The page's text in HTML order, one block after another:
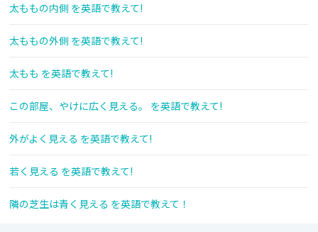
太ももの内側 を英語で教えて!
太ももの外側 を英語で教えて!
太もも を英語で教えて!
この部屋、やけに広く見える。 を英語で教えて!
外がよく見える を英語で教えて!
若く見える を英語で教えて!
隣の芝生は青く見える を英語で教えて！